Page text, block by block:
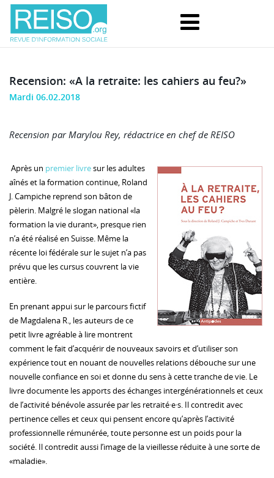
Recension: «A la retraite: les cahiers au feu?»
Mardi 06.02.2018
Recension par Marylou Rey, rédactrice en chef de REISO
Après un premier livresur les adultes
aînés et la formation continue, Roland
J. Campiche reprend son bâton de
pèlerin. Malgré le slogan national «la
formation la vie durant», presque rien
n’a été réalisé en Suisse. Même la
récente loi fédérale sur le sujet n’a pas
prévu que les cursus couvrent la vie
entière.
En prenant appui sur le parcours fictif
de Magdalena R., les auteurs de ce
petit livre agréable à lire montrent
comment le fait d’acquérir de nouveaux savoirs et d’utiliser son
expérience tout en nouant de nouvelles relations débouche sur une
nouvelle confiance en soi et donne du sens à cette tranche de vie. Le
livre documente les apports des échanges intergénérationnels et ceux
de l’activité bénévole assurée par les retraité·e·s. Il contredit avec
pertinence celles et ceux qui pensent encore qu’après l’activité
professionnelle rémunérée, toute personne est un poids pour la
société. Il contredit aussi l’image de la vieillesse réduite à une sorte de
«maladie».